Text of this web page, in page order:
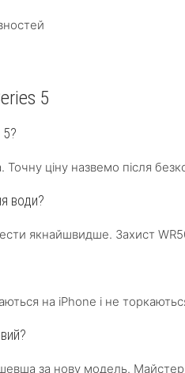
5
5?
ціну назвемо після
води?
якнайшвидше. Захист
на iPhone і не
за нову модель. Майстер